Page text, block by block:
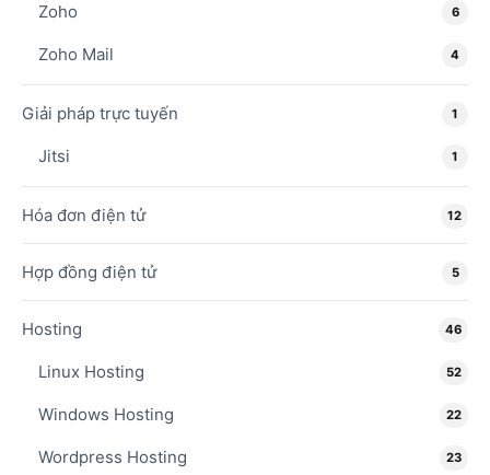
Zoho 6
Zoho Mail 4
Giải pháp trực tuyến 1
Jitsi 1
Hóa đơn điện tử 12
Hợp đồng điện tử 5
Hosting 46
Linux Hosting 52
Windows Hosting 22
Wordpress Hosting 23